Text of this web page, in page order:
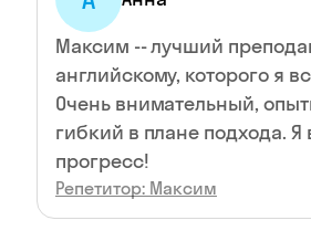
Максим -- лучший
английскому, которого я
Очень внимательный,
гибкий в плане подхода.
прогресс!
Репетитор: Максим